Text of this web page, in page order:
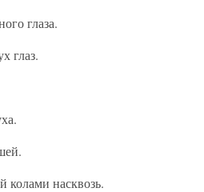
глаза.
глаз.
колами насквозь.